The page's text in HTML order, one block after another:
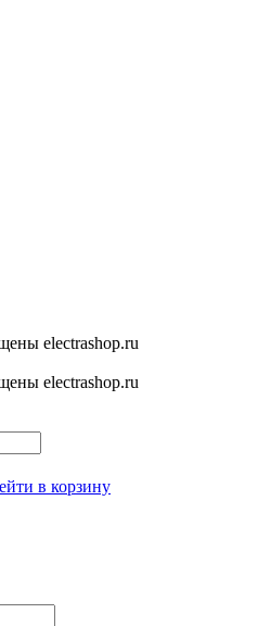
electrashop.ru
electrashop.ru
в корзину